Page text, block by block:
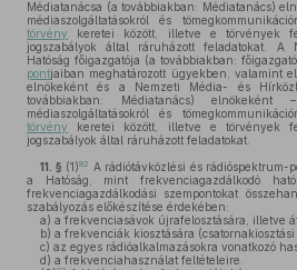
Médiatanácsa (a továbbiakban: Médiatanács)
médiaszolgáltatásokról és
törvény keretei között, illetve e törvények
jogszabályok által ráruházott feladatokat. A
Hatóság főigazgatója (a továbbiakban:
pontjaiban meghatározott ügyekben, valamint
elnökeként és a Nemzeti Média- és
továbbiakban: Médiatanács)
médiaszolgáltatásokról és
törvény keretei között, illetve e törvények
jogszabályok által ráruházott feladatokat.
11. § (1)82 A rádiótávközlési és rádióspektrum-
a Hatóság, mint frekvenciagazdálkodó
frekvenciagazdálkodási szempontokat
szabályozás előkészítése érdekében:
a) a frekvenciasávok újrafelosztására, illetve
b) a frekvenciák kiosztására
c) az egyes rádióalkalmazásokra vonatkozó
d) a frekvenciahasználat feltételeire.